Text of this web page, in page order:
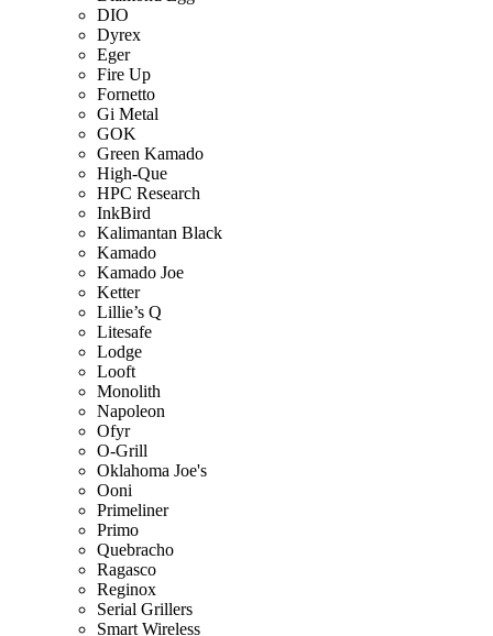
DIO
Dyrex
Eger
Fire Up
Fornetto
Gi Metal
GOK
Green Kamado
High-Que
HPC Research
InkBird
Kalimantan Black
Kamado
Kamado Joe
Ketter
Lillie’s Q
Litesafe
Lodge
Looft
Monolith
Napoleon
Ofyr
O-Grill
Oklahoma Joe's
Ooni
Primeliner
Primo
Quebracho
Ragasco
Reginox
Serial Grillers
Smart Wireless